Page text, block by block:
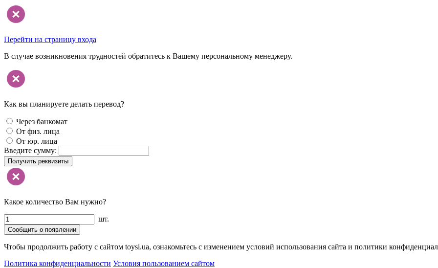
Перейти на страницу входа
В случае возникновения трудностей обратитесь к Вашему персональному менеджеру.
Как вы планируете делать перевод?
Через банкомат
От физ. лица
От юр. лица
Введите сумму:
Получить реквизиты
Какое количество Вам нужно?
шт.
Сообщить о появлении
Чтобы продолжить работу с сайтом toysi.ua, ознакомьтесь с изменением условий использования сайта и политики
Политика конфиденциальности Условия пользованием сайтом